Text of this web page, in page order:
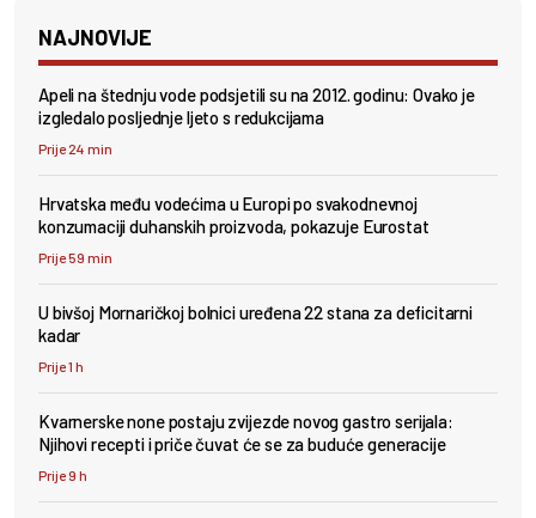
NAJNOVIJE
Apeli na štednju vode podsjetili su na 2012. godinu: Ovako je
izgledalo posljednje ljeto s redukcijama
Prije 24 min
Hrvatska među vodećima u Europi po svakodnevnoj
konzumaciji duhanskih proizvoda, pokazuje Eurostat
Prije 59 min
U bivšoj Mornaričkoj bolnici uređena 22 stana za deficitarni
kadar
Prije 1 h
Kvarnerske none postaju zvijezde novog gastro serijala:
Njihovi recepti i priče čuvat će se za buduće generacije
Prije 9 h